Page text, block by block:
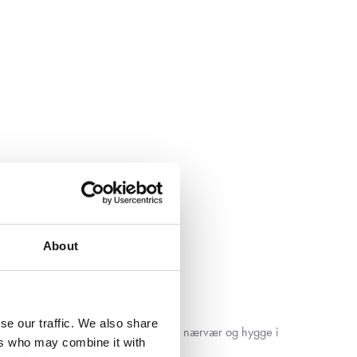
About
our traffic. We also share
who may combine it with
UDTRYK
låger skaber ro og balance
i køkkenet giver en dejlig plads til nærvær og hygge i